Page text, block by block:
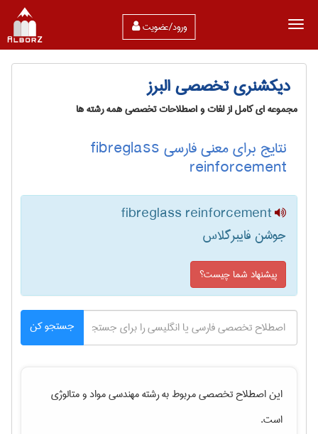
ورود/عضویت
دیکشنری تخصصی البرز
مجموعه ای کامل از لغات و اصطلاحات تخصصی همه رشته ها
نتایج برای معنی فارسی fibreglass
reinforcement
fibreglass reinforcement
جوشن فایبرگلاس
پیشنهاد شما چیست؟
جستجو کن
این اصطلاح تخصصی مربوط به رشتهمهندسی مواد و متالوژی
است.